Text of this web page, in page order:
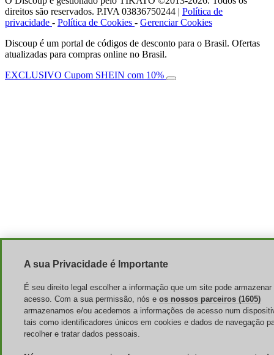
direitos são reservados. P.IVA 03836750244 | Política de
privacidade - Política de Cookies - Gerenciar Cookies
Discoup é um portal de códigos de desconto para o Brasil. Ofertas
atualizadas para compras online no Brasil.
EXCLUSIVO Cupom SHEIN com 10%
A sua Privacidade é Importante
É seu direito legal escolher a informação que um site pode armazenar
acesso. Com a sua permissão, nós e os nossos parceiros (1605)
armazenamos e/ou acedemos a informações de acesso num
tais como identificadores únicos em cookies e dados de navegação
recolher e tratar dados pessoais.